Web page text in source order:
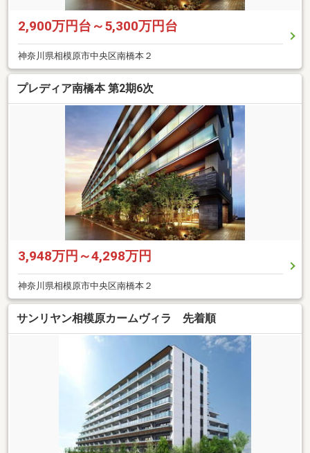
2,900万円台～5,300万円台
神奈川県相模原市中央区南橋本２
プレディア南橋本 第2期6次
3,948万円～4,298万円
神奈川県相模原市中央区南橋本２
サンリヤン相模原カームヴィラ 先着順